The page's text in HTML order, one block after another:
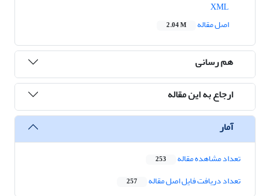
اصل مقاله
2.04 M
هم رسانی
ارجاع به این مقاله
آمار
تعداد مشاهده مقاله 253
تعداد دریافت فایل اصل مقاله 257